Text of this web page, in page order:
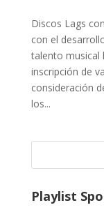
Discos Lags
con el
talento musical
inscripción de
consideración
los...
Playlist